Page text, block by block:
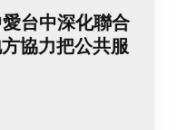
台中深化聯合
協力把公共服